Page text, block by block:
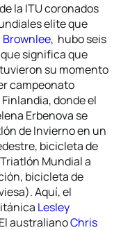
la ITU coronados
elite que
, hubo seis
significa que
su momento
campeonato
donde el
Erbenova se
de Invierno en un
bicicleta de
Mundial a
bicicleta de
Aquí, el
Lesley
australianoChris